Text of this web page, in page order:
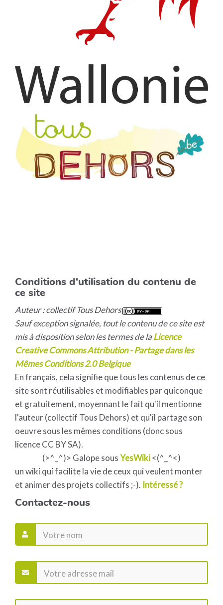
Conditions d'utilisation du contenu de
ce site
Auteur : collectif Tous Dehors
Sauf exception signalée, tout le contenu de ce site est
mis à disposition selon les termes de laLicence
Creative Commons Attribution - Partage dans les
Mêmes Conditions 2.0 Belgique
En français, cela signifie que tous les contenus de ce
site sont réutilisables et modifiables par quiconque
et gratuitement, moyennant le fait qu'il mentionne
l'auteur (collectif Tous Dehors) et qu'il partage son
oeuvre sous les mêmes conditions (donc sous
licence CC BY SA).
(>^_^)> Galope sousYesWiki<(^_^<)
un wiki qui facilite la vie de ceux qui veulent monter
et animer des projets collectifs ;-). Intéressé ?
Contactez-nous